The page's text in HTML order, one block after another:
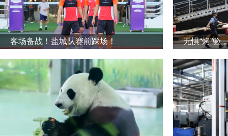
客场备战！盐城队赛前踩场！ 无惧“烤”验